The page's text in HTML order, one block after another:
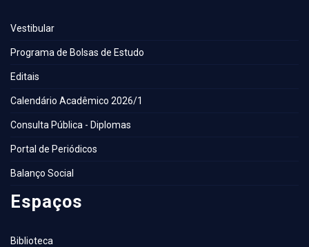
Vestibular
Programa de Bolsas de Estudo
Editais
Calendário Acadêmico 2026/1
Consulta Pública - Diplomas
Portal de Periódicos
Balanço Social
Espaços
Biblioteca